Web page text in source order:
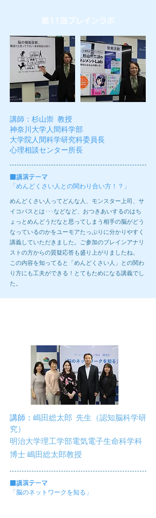
第11回ブレインラボ
講師： 杉山崇 教授
神奈川大学人間科学部
大学院人間科学研究科委員長
​心理相談センター所長
講演テーマ
「めんどくさい人との関わり合い方！？」
めんどくさい人ってどんな人、モンスター上司、サ
イコパスとは･･･などなど、おつきあいするのはち
ょっとめんどうだなと思ってしまう相手の脳がどう
なっているのかをユーモアたっぷりに分かりやすく
講義していただきました。ご参加のブレインアナリ
ストの方からの質疑応答も盛り上がりましたね。
この内容を知ってると「めんどくさい人」との関わ
り方にも工夫ができる！とてもためになる講義でし
た。
講師： 嶋田総太郎 先生（認知脳科学研
究）
明治大学理工学部電気電子生命科学科
博士 嶋田総太郎教授
講演テーマ
「脳のネットワークを知る 」